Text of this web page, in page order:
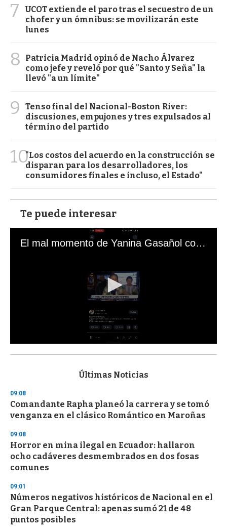
7
UCOT extiende el paro tras el secuestro de un
chofer y un ómnibus: se movilizarán este
lunes
8
Patricia Madrid opinó de Nacho Álvarez
como jefe y reveló por qué "Santo y Seña" la
llevó "a un límite"
9
Tenso final del Nacional-Boston River:
discusiones, empujones y tres expulsados al
término del partido
10"Los costos del acuerdo en la construcción se
disparan para los desarrolladores, los
consumidores finales e incluso, el Estado"
Te puede interesar
El mal momento de Yanina Gasañol con un hincha argentino en "Subrayado"
s
d
s
o
f
3
s
e
c
o
d
s
Últimas Noticias
09:08
Comandante Rapha planeó la carrera y se tomó
venganza en el clásico Romántico en Maroñas
09:08
Horror en mina ilegal en Ecuador: hallaron
ocho cadáveres desmembrados en dos fosas
comunes
09:01
Números negativos históricos de Nacional en el
Gran Parque Central: apenas sumó 21 de 48
puntos posibles